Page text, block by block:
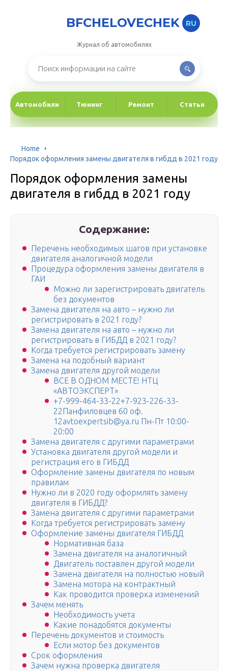
BFCHELOVECHEK RU
Журнал об автомобилях
Автомобили Тюнинг Ремонт Статьи
Home
Порядок оформления замены двигателя в гибдд в 2021 году
Порядок оформления замены
двигателя в гибдд в 2021 году
Содержание:
Перечень необходимых шагов при установке
двигателя аналогичной модели
Процедура оформления замены двигателя в
ГАИ
Можно ли зарегистрировать двигатель
без документов
Замена двигателя на авто – нужно ли
регистрировать в 2021 году?
Замена двигателя на авто – нужно ли
регистрировать в ГИБДД в 2021 году?
Когда требуется регистрировать замену
Замена на подобный вариант
Замена двигателя другой модели
ВСЕ В ОДНОМ МЕСТЕ! НТЦ
«АВТОЭКСПЕРТ»
+7-999-464-33-22+7-923-226-33-
22Панфиловцев 60 оф.
12avtoexpertsib@ya.ru Пн-Пт 10:00-
20:00
Замена двигателя с другими параметрами
Установка двигателя другой модели и
регистрация его в ГИБДД
Оформление замены двигателя по новым
правилам
Нужно ли в 2020 году оформлять замену
двигателя в ГИБДД?
Замена двигателя с другими параметрами
Когда требуется регистрировать замену
Оформление замены двигателя ГИБДД
Нормативная база
Замена двигателя на аналогичный
Двигатель поставлен другой модели
Замена двигателя на полностью новый
Замена мотора на контрактный
Как проводится проверка изменений
Зачем менять
Необходимость учета
Какие понадобятся документы
Перечень документов и стоимость
Если мотор без документов
Срок оформления
Зачем нужна проверка двигателя